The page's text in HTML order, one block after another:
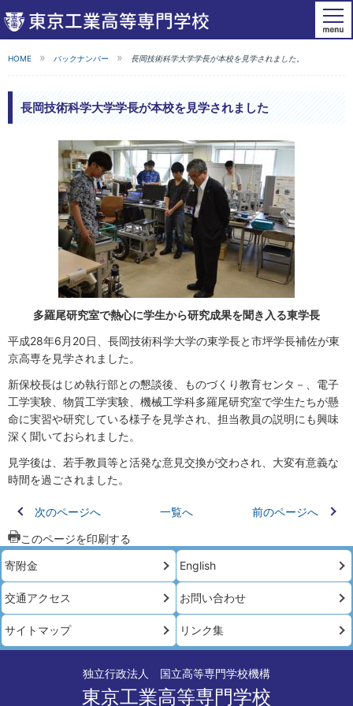
HOME バックナンバー 長岡技術科学大学学長が本校を見学されました。
長岡技術科学大学学長が本校を見学されました
多羅尾研究室で熱心に学生から研究成果を聞き入る東学長
平成28年6月20日、長岡技術科学大学の東学長と市坪学長補佐が東
京高専を見学されました。
新保校長はじめ執行部との懇談後、ものづくり教育センタ－、電子
工学実験、物質工学実験、機械工学科多羅尾研究室で学生たちが懸
命に実習や研究している様子を見学され、担当教員の説明にも興味
深く聞いておられました。
見学後は、若手教員等と活発な意見交換が交わされ、大変有意義な
時間を過ごされました。
次のページへ 一覧へ
前のページへ
このページを印刷する
寄附金
English
交通アクセス お問い合わせ
サイトマップ リンク集
独立行政法人 国立高等専門学校機構
東京工業高等専門学校